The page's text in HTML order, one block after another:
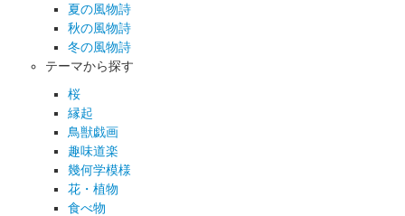
夏の風物詩
秋の風物詩
冬の風物詩
テーマから探す
桜
縁起
鳥獣戯画
趣味道楽
幾何学模様
花・植物
食べ物